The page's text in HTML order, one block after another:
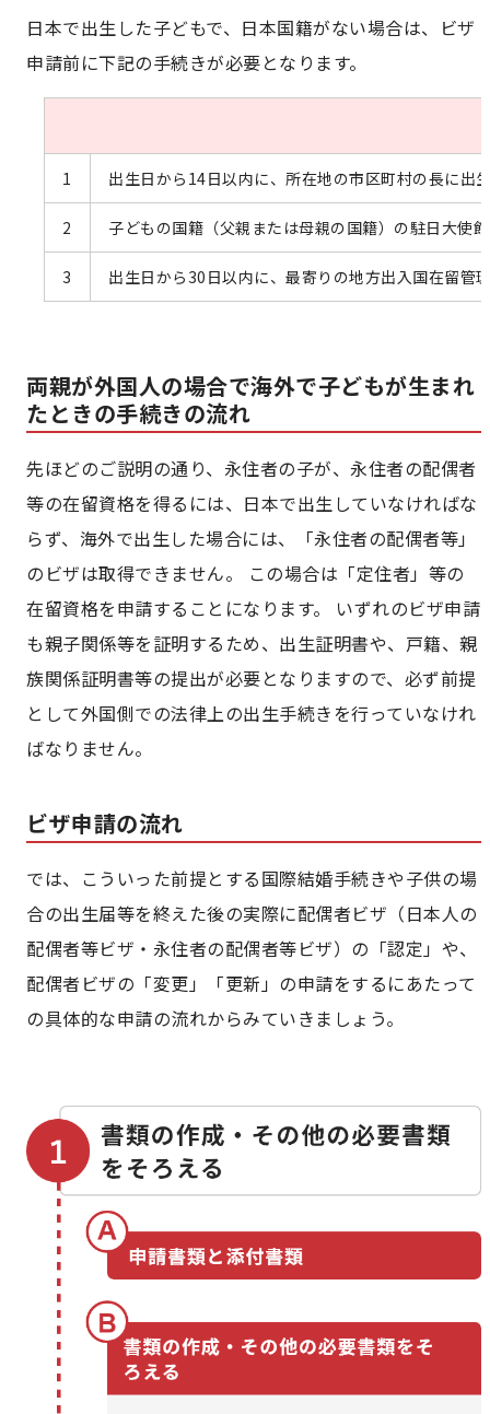
日本で出生した子どもで、日本国籍がない場合は、ビザ
申請前に下記の手続きが必要となります。
1 出生日から14日以内に、所在地の市区町村の長に出
2 子どもの国籍（父親または母親の国籍）の駐日大使
3 出生日から30日以内に、最寄りの地方出入国在留管
両親が外国人の場合で海外で子どもが生まれ
たときの手続きの流れ
先ほどのご説明の通り、永住者の子が、永住者の配偶者
等の在留資格を得るには、日本で出生していなければな
らず、海外で出生した場合には、「永住者の配偶者等」
のビザは取得できません。 この場合は「定住者」等の
在留資格を申請することになります。 いずれのビザ申請
も親子関係等を証明するため、出生証明書や、戸籍、親
族関係証明書等の提出が必要となりますので、必ず前提
として外国側での法律上の出生手続きを行っていなけれ
ばなりません。
ビザ申請の流れ
では、こういった前提とする国際結婚手続きや子供の場
合の出生届等を終えた後の実際に配偶者ビザ（日本人の
配偶者等ビザ・永住者の配偶者等ビザ）の「認定」や、
配偶者ビザの「変更」「更新」の申請をするにあたって
の具体的な申請の流れからみていきましょう。